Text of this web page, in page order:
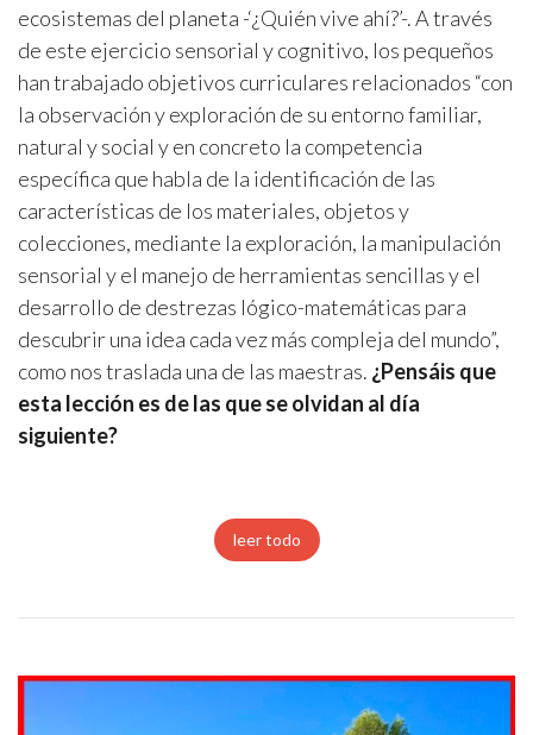
ecosistemas del planeta -‘¿Quién vive ahí?’-. A través
de este ejercicio sensorial y cognitivo, los pequeños
han trabajado objetivos curriculares relacionados “con
la observación y exploración de su entorno familiar,
natural y social y en concreto la competencia
específica que habla de la identificación de las
características de los materiales, objetos y
colecciones, mediante la exploración, la manipulación
sensorial y el manejo de herramientas sencillas y el
desarrollo de destrezas lógico-matemáticas para
descubrir una idea cada vez más compleja del mundo”,
como nos traslada una de las maestras. ¿Pensáis que
esta lección es de las que se olvidan al día
siguiente?
leer todo